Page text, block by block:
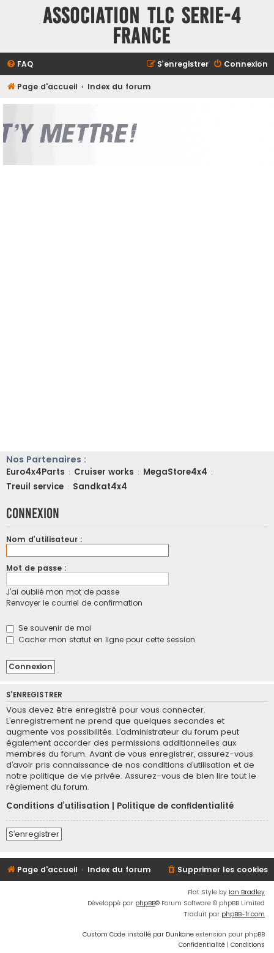
ASSOCIATION TLC SERIE-4
FRANCE
FAQ Connexion
S’enregistrer
Page d'accueil Index du forum
Nos Partenaires :
Euro4x4Parts : Cruiser works : MegaStore4x4 :
Treuil service : Sandkat4x4
Connexion
Nom d’utilisateur :
Mot de passe :
J’ai oublié mon mot de passe
Renvoyer le courriel de confirmation
Se souvenir de moi
Cacher mon statut en ligne pour cette session
S’ENREGISTRER
Vous devez être enregistré pour vous connecter.
L’enregistrement ne prend que quelques secondes et
augmente vos possibilités. L’administrateur du forum peut
également accorder des permissions additionnelles aux
membres du forum. Avant de vous enregistrer, assurez-vous
d’avoir pris connaissance de nos conditions d’utilisation et de
notre politique de vie privée. Assurez-vous de bien lire tout le
règlement du forum.
Conditions d’utilisation
Politique de confidentialité
S’enregistrer
Page d'accueil Index du forum Supprimer les cookies
Flat Style by Ian Bradley
Développé par phpBB® Forum Software © phpBB Limited
Traduit par phpBB-fr.com
Custom Code installé par Dunkane extension pour phpBB
Confidentialité | Conditions